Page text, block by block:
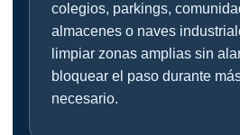
colegios, parkings,
almacenes o naves
limpiar zonas amplias sin
bloquear el paso durante
necesario.